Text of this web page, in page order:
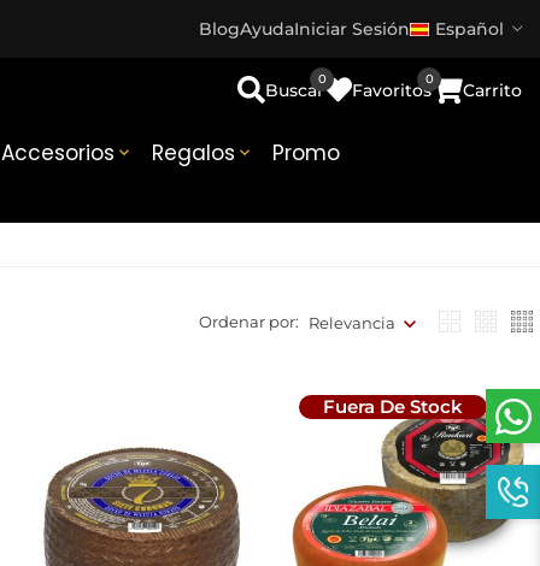
BlogAyudaIniciar Sesión Español
Accesorios  Regalos  Promo
Buscar Favoritos
0
Carrito
0
Ordenar por: Relevancia
Fuera De Stock